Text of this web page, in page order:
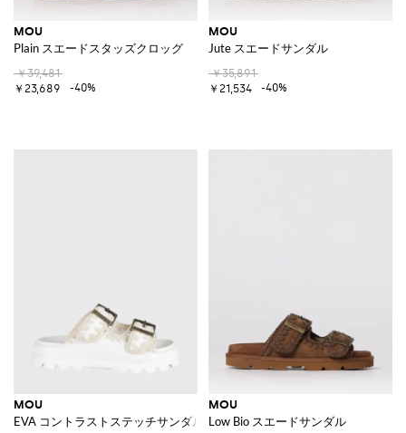
MOU
Plain スエードスタッズクロッグ
￥39,481
￥23,689
-40%
MOU
Jute スエードサンダル
￥35,891
￥21,534
-40%
MOU
EVA コントラストステッチサンダル
MOU
Low Bio スエードサンダル